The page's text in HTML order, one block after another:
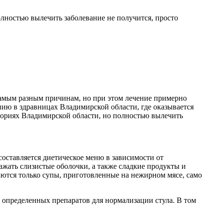
вылечить заболевание не получится, просто
разным причинам, но при этом лечение примерно
в здравницах Владимирской области, где оказывается
Владимирской области, но полностью вылечить
диетическое меню в зависимости от
слизистые оболочки, а также сладкие продукты и
только супы, приготовленные на нежирном мясе, само
препаратов для нормализации стула. В том